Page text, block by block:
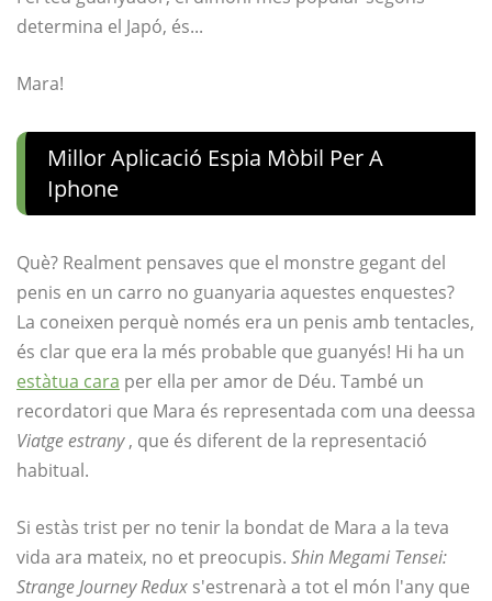
determina el Japó, és...
Mara!
Millor Aplicació Espia Mòbil Per A
Iphone
Què? Realment pensaves que el monstre gegant del
penis en un carro no guanyaria aquestes enquestes?
La coneixen perquè només era un penis amb tentacles,
és clar que era la més probable que guanyés! Hi ha un
estàtua cara per ella per amor de Déu. També un
recordatori que Mara és representada com una deessa
Viatge estrany, que és diferent de la representació
habitual.
Si estàs trist per no tenir la bondat de Mara a la teva
vida ara mateix, no et preocupis. Shin Megami Tensei:
Strange Journey Redux s'estrenarà a tot el món l'any que